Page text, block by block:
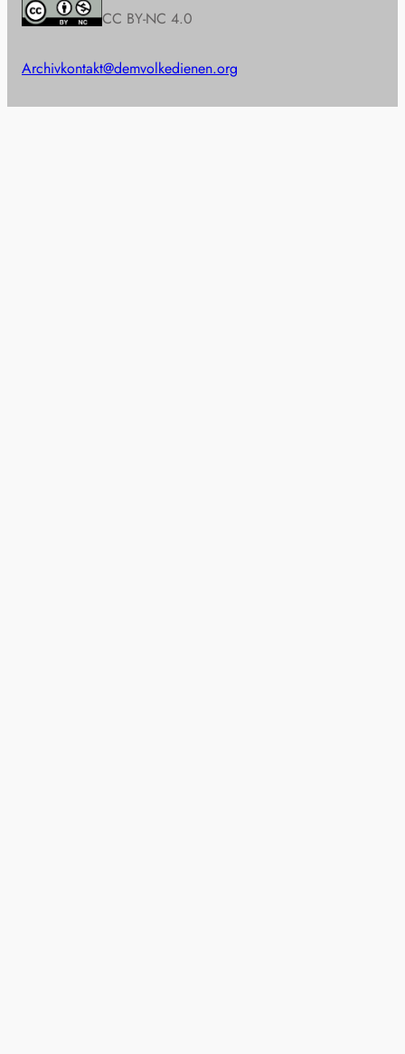
CC BY-NC 4.0
Archivkontakt@demvolkedienen.org